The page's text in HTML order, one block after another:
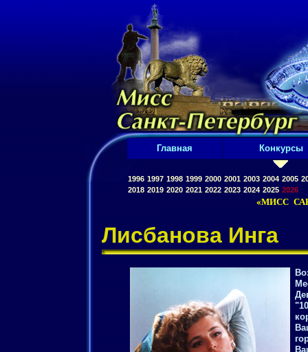
Главная Конкурсы
1996 1997 1998 1999 2000 2001 2003 2004 2005
2018 2019 2020 2021 2022 2023 2024 2025 2026
«МИСС
Лисбанова Инга